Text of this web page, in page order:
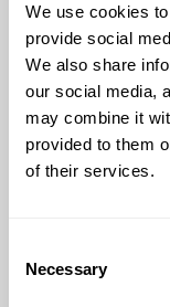
We use cookies
provide social
We also share
our social media,
may combine it
provided to them
of their services.
Selection
Necessary
Själva
byggtiden har
med
bilar, cyklar
byggtiden. När
gjutningar,
testkörs och
entreprenaden.
rör för en